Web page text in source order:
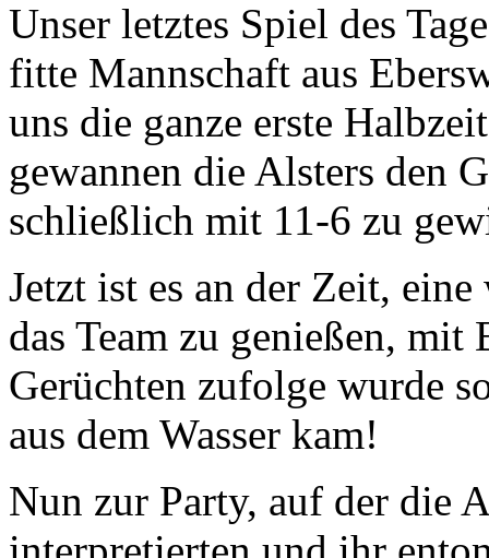
Unser letztes Spiel des
fitte Mannschaft aus
uns die ganze erste
gewannen die Alsters den
schließlich mit 11-6 zu
Jetzt ist es an der Zeit,
das Team zu genießen, mit
Gerüchten zufolge wurde
aus dem Wasser kam!
Nun zur Party, auf der die